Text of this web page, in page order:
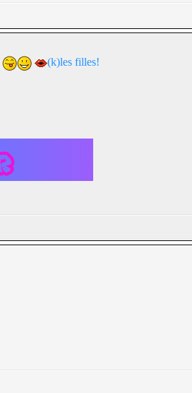
(k)les filles!